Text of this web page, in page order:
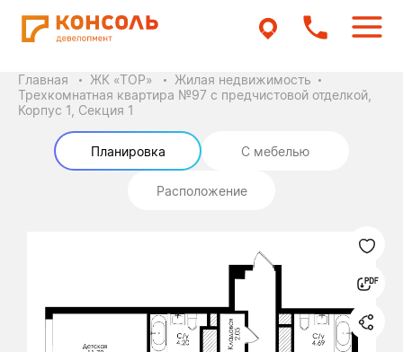
Главная ЖК «ТОР»
Жилая недвижимость
Трехкомнатная квартира №97 с предчистовой отделкой,
Корпус 1, Секция 1
Планировка С мебелью
Расположение